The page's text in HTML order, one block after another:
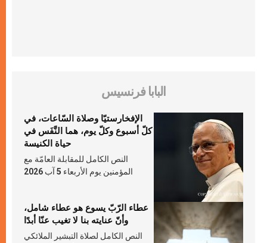
البابا فرنسيس
الإفخارستيّا وصلاة السّاعات، في
كلّ أسبوع وكلّ يوم، هما النَّفَس في
حياة الكنيسة
النص الكامل للمقابلة العامّة مع
المؤمنين يوم الأربعاء 5 آب 2026
عطاء الرّبّ يسوع هو عطاء شامل،
وأنّ عنايته بنا لا تغيب عنّا أبدًا
النص الكامل لصلاة التبشير الملائكي